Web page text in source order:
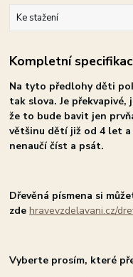
Ke stažení
Kompletní
Na tyto předlohy děti
tak slova. Je
že to bude bavit jen
většinu dětí již od 4 let
nenaučí číst a psát.
Dřevěná písmena si
zdehravevzdelavani.cz/
Vyberte prosím, které